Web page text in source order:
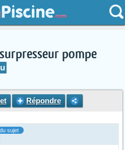
pompe
Répondre
sujet